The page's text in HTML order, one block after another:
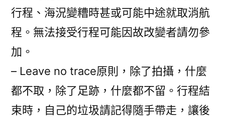
行程、海況變糟時甚或可能中途就取消航
程。無法接受行程可能因故改變者請勿參
加。
– Leave no trace原則，除了拍攝，什麼
都不取，除了足跡，什麼都不留。行程結
束時，自己的垃圾請記得隨手帶走，讓後